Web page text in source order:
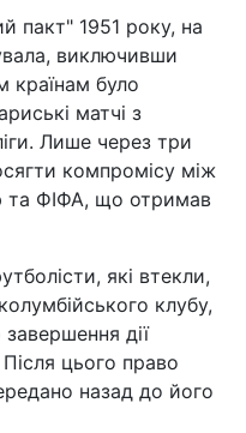
пакт" 1951 року, на
виключивши
країнам було
матчі з
Лише через три
компромісу між
та ФІФА, що отримав
які втекли,
клубу,
дії
цього право
назад до його